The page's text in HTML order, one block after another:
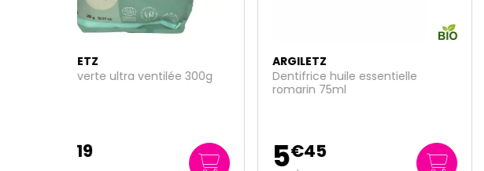
ARGILETZ
Dentifrice huile essentielle
ARGILETZ
2 bandes argile verte
15